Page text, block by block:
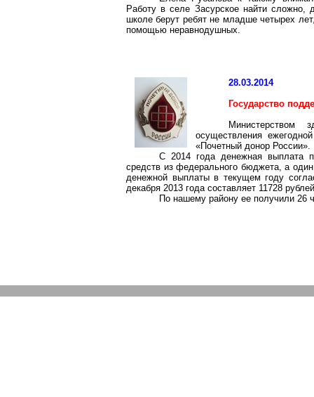
Работу в селе Засурскоенайти сложно,
школе берут ребят не младше четырех
помощью неравнодушных.
28.03.2014
Государство
Министерством
осуществления
«Почетный донор России».
С 2014 года денежная выплата
средств из федерального бюджета, а
денежной выплаты в текущем году
декабря 2013 года составляет 11728
По нашему району ее получили 26